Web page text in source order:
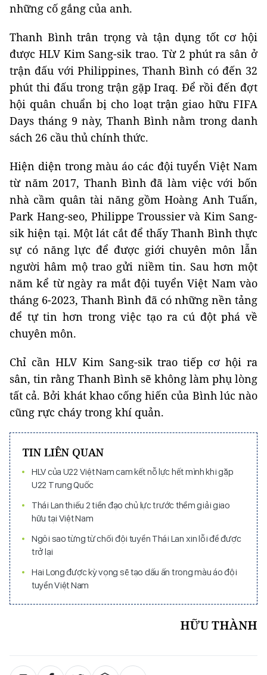
những cố gắng của anh.
Thanh Bình trân trọng và tận dụng tốt cơ hội
được HLV Kim Sang-sik trao. Từ 2 phút ra sân ở
trận đấu với Philippines, Thanh Bình có đến 32
phút thi đấu trong trận gặp Iraq. Để rồi đến đợt
hội quân chuẩn bị cho loạt trận giao hữu FIFA
Days tháng 9 này, Thanh Bình nằm trong danh
sách 26 cầu thủ chính thức.
Hiện diện trong màu áo các đội tuyển Việt Nam
từ năm 2017, Thanh Bình đã làm việc với bốn
nhà cầm quân tài năng gồm Hoàng Anh Tuấn,
Park Hang-seo, Philippe Troussier và Kim Sang-
sik hiện tại. Một lát cắt để thấy Thanh Bình thực
sự có năng lực để được giới chuyên môn lẫn
người hâm mộ trao gửi niềm tin. Sau hơn một
năm kể từ ngày ra mắt đội tuyển Việt Nam vào
tháng 6-2023, Thanh Bình đã có những nền tảng
để tự tin hơn trong việc tạo ra cú đột phá về
chuyên môn.
Chỉ cần HLV Kim Sang-sik trao tiếp cơ hội ra
sân, tin rằng Thanh Bình sẽ không làm phụ lòng
tất cả. Bởi khát khao cống hiến của Bình lúc nào
cũng rực cháy trong khí quản.
TIN LIÊN QUAN
HLV của U22 Việt Nam cam kết nỗ lực hết mình khi gặp
U22 Trung Quốc
Thái Lan thiếu 2 tiền đạo chủ lực trước thềm giải giao
hữu tại Việt Nam
Ngôi sao từng từ chối đội tuyển Thái Lan xin lỗi để được
trở lại
Hai Long được kỳ vọng sẽ tạo dấu ấn trong màu áo đội
tuyển Việt Nam
HỮU THÀNH